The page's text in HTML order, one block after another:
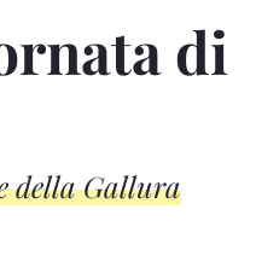
di
della Gallura